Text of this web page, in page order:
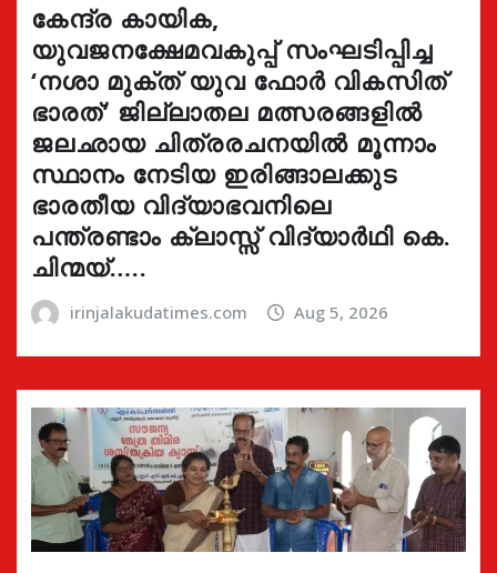
കേന്ദ്ര കായിക,
യുവജനക്ഷേമവകുപ്പ് സംഘടിപ്പിച്ച
‘നശാ മുക്ത് യുവ ഫോർ വികസിത്
ഭാരത്’ ജില്ലാതല മത്സരങ്ങളിൽ
ജലഛായ ചിത്രരചനയിൽ മൂന്നാം
സ്ഥാനം നേടിയ ഇരിങ്ങാലക്കുട
ഭാരതീയ വിദ്യാഭവനിലെ
പന്ത്രണ്ടാം ക്ലാസ്സ് വിദ്യാർഥി കെ.
ചിന്മയ്…..
irinjalakudatimes.com Aug 5, 2026